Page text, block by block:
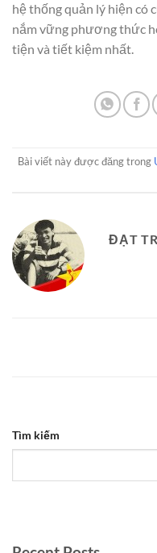
hệ thống quản lý hiện có
nắm vững phương thức
tiện và tiết kiệm nhất.
Bài viết này được đăng trong
ĐẠT
Tìm kiếm